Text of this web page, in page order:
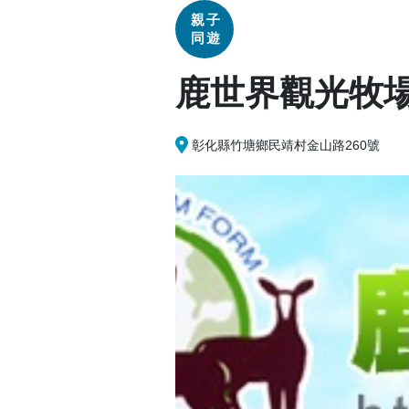
親子
同遊
鹿世界觀光牧
彰化縣竹塘鄉民靖村金山路260號